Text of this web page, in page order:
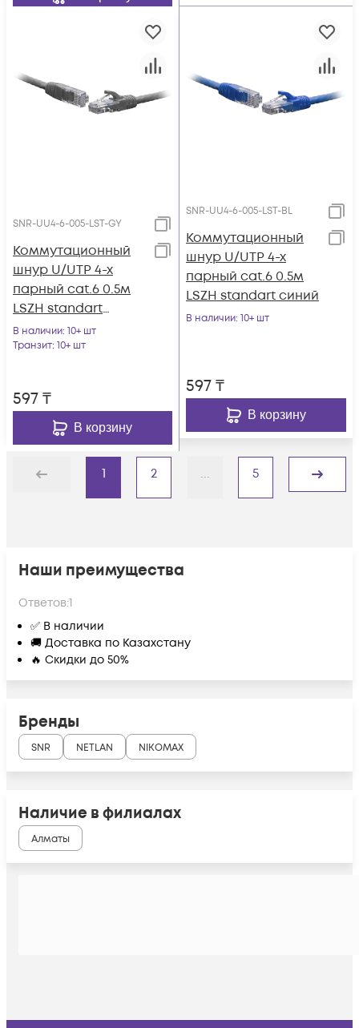
SNR-UU4-6-005-LST-GY
Коммутационный
шнур U/UTP 4-х
парный cat.6 0.5м
LSZH standart
серый
В наличии: 10+ шт
Транзит: 10+ шт
597₸
В корзину
SNR-UU4-6-005-LST-BL
Коммутационный
шнур U/UTP 4-х
парный cat.6 0.5м
LSZH standart синий
В наличии: 10+ шт
597₸
В корзину
Назад
1 2 ... 5
Дальше
Наши преимущества
Ответов:1
✅ В наличии
🚚 Доставка по Казахстану
🔥 Скидки до 50%
Бренды
SNR NETLAN NIKOMAX
Наличие в филиалах
Алматы